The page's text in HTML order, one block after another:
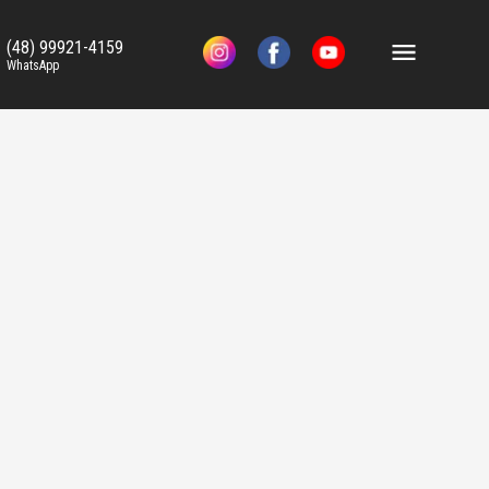
(48) 99921-4159
WhatsApp